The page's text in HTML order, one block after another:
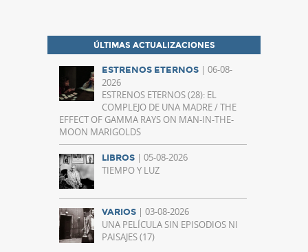
ÚLTIMAS ACTUALIZACIONES
ESTRENOS ETERNOS | 06-08-
2026
ESTRENOS ETERNOS (28): EL
COMPLEJO DE UNA MADRE / THE
EFFECT OF GAMMA RAYS ON MAN-IN-THE-
MOON MARIGOLDS
LIBROS | 05-08-2026
TIEMPO Y LUZ
VARIOS | 03-08-2026
UNA PELÍCULA SIN EPISODIOS NI
PAISAJES (17)